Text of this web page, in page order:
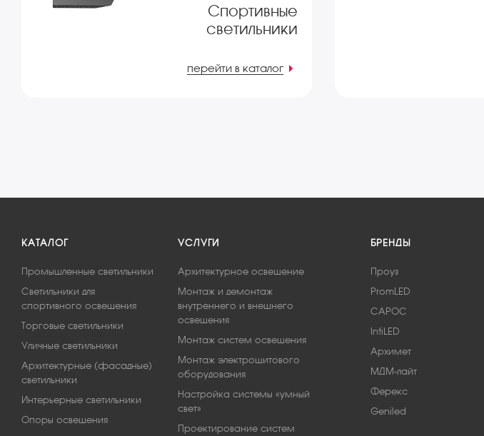
Спортивные
светильники
перейти в каталог
КАТАЛОГ
Промышленные светильники
Светильники для
спортивного освещения
Торговые светильники
Уличные светильники
Архитектурные (фасадные)
светильники
Интерьерные светильники
Опоры освещения
УСЛУГИ
Архитектурное освещение
Монтаж и демонтаж
внутреннего и внешнего
освещения
Монтаж систем освещения
Монтаж электрощитового
оборудования
Настройка системы «умный
свет»
Проектирование систем
БРЕНДЫ
Проуз
PromLED
САРОС
IntiLED
Архимет
МДМ-лайт
Ферекс
Geniled